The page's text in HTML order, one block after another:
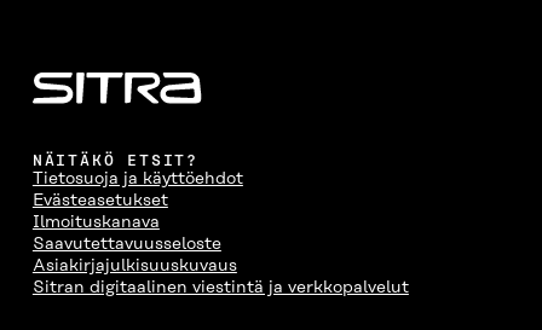
NÄITÄKÖ ETSIT?
Tietosuoja ja käyttöehdot
Evästeasetukset
Ilmoituskanava
Saavutettavuusseloste
Asiakirjajulkisuuskuvaus
Sitran digitaalinen viestintä ja verkkopalvelut